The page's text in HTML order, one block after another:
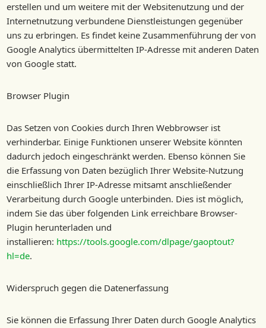
erstellen und um weitere mit der Websitenutzung und der
Internetnutzung verbundene Dienstleistungen gegenüber
uns zu erbringen. Es findet keine Zusammenführung der von
Google Analytics übermittelten IP-Adresse mit anderen Daten
von Google statt.
Browser Plugin
Das Setzen von Cookies durch Ihren Webbrowser ist
verhinderbar. Einige Funktionen unserer Website könnten
dadurch jedoch eingeschränkt werden. Ebenso können Sie
die Erfassung von Daten bezüglich Ihrer Website-Nutzung
einschließlich Ihrer IP-Adresse mitsamt anschließender
Verarbeitung durch Google unterbinden. Dies ist möglich,
indem Sie das über folgenden Link erreichbare Browser-
Plugin herunterladen und
installieren: https://tools.google.com/dlpage/gaoptout?
hl=de.
Widerspruch gegen die Datenerfassung
Sie können die Erfassung Ihrer Daten durch Google Analytics